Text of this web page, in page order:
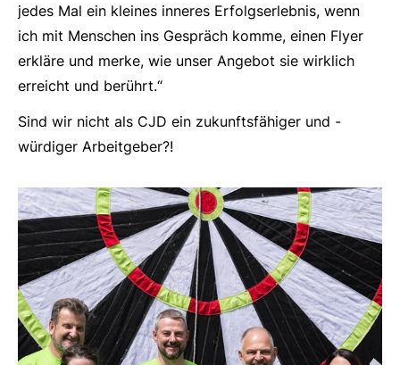
jedes Mal ein kleines inneres Erfolgserlebnis, wenn
ich mit Menschen ins Gespräch komme, einen Flyer
erkläre und merke, wie unser Angebot sie wirklich
erreicht und berührt.“
Sind wir nicht als CJD ein zukunftsfähiger und -
würdiger Arbeitgeber?!